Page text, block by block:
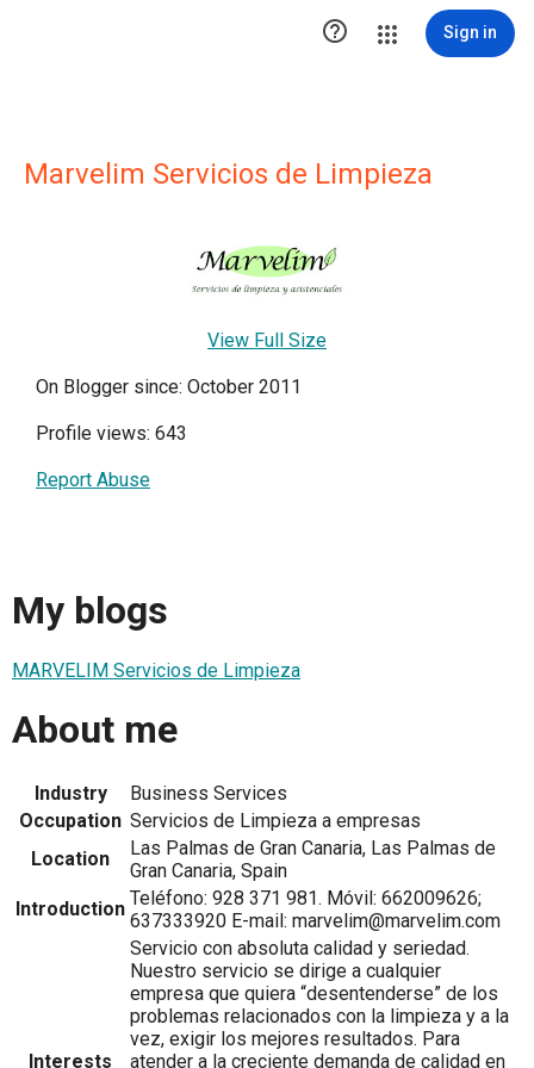
 Sign in
Marvelim Servicios de Limpieza
View Full Size
On Blogger since: October 2011
Profile views: 643
Report Abuse
My blogs
MARVELIM Servicios de Limpieza
About me
Industry
Business Services
Occupation Servicios de Limpieza a empresas
Location
Las Palmas de Gran Canaria, Las Palmas de
Gran Canaria, Spain
Introduction Teléfono: 928 371 981. Móvil: 662009626;
637333920 E-mail: marvelim@marvelim.com
Interests
Servicio con absoluta calidad y seriedad.
Nuestro servicio se dirige a cualquier
empresa que quiera “desentenderse” de los
problemas relacionados con la limpieza y a la
vez, exigir los mejores resultados. Para
atender a la creciente demanda de calidad en